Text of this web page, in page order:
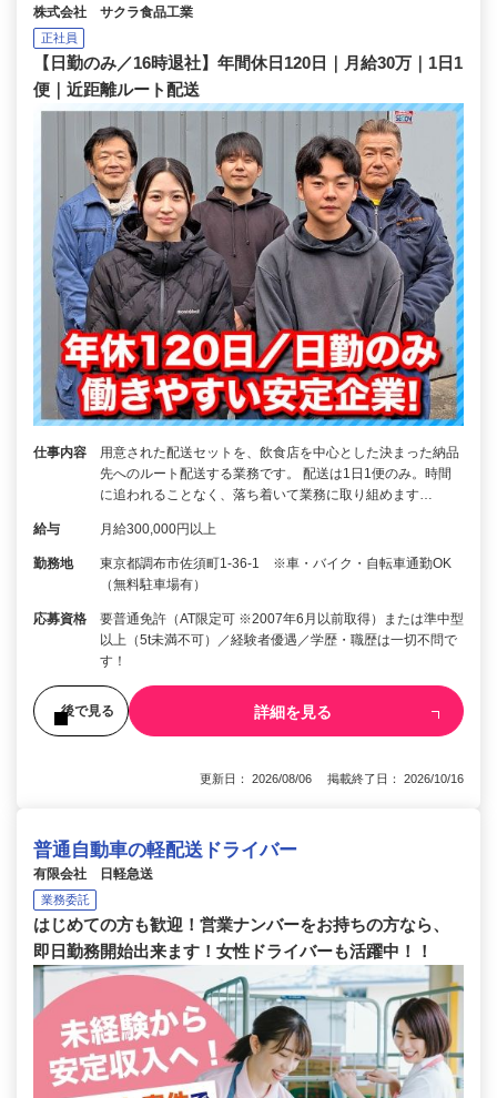
株式会社 サクラ食品工業
正社員
【日勤のみ／16時退社】年間休日120日｜月給30万｜1日1
便｜近距離ルート配送
仕事内容
用意された配送セットを、飲食店を中心とした決まった納品
先へのルート配送する業務です。 配送は1日1便のみ。時間
に追われることなく、落ち着いて業務に取り組めます…
給与 月給300,000円以上
勤務地
東京都調布市佐須町1-36-1 ※車・バイク・自転車通勤OK
（無料駐車場有）
応募資格
要普通免許（AT限定可 ※2007年6月以前取得）または準中型
以上（5t未満不可）／経験者優遇／学歴・職歴は一切不問で
す！
後で見る 詳細を見る
更新日： 2026/08/06 掲載終了日： 2026/10/16
普通自動車の軽配送ドライバー
有限会社 日軽急送
業務委託
はじめての方も歓迎！営業ナンバーをお持ちの方なら、
即日勤務開始出来ます！女性ドライバーも活躍中！！